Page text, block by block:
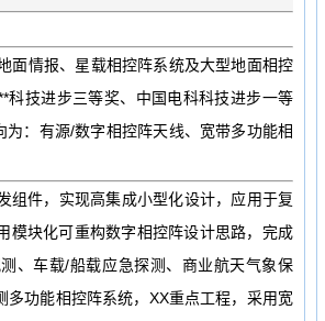
面情报、星载相控阵系统及大型地面相控
科技进步三等奖、中国电科科技进步一等
：有源/数字相控阵天线、宽带多功能相
组件，实现高集成小型化设计，应用于复
模块化可重构数字相控阵设计思路，完成
、车载/船载应急探测、商业航天气象保
功能相控阵系统，XX重点工程，采用宽